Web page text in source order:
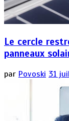
Le cercle
panneaux
par Povoski 31